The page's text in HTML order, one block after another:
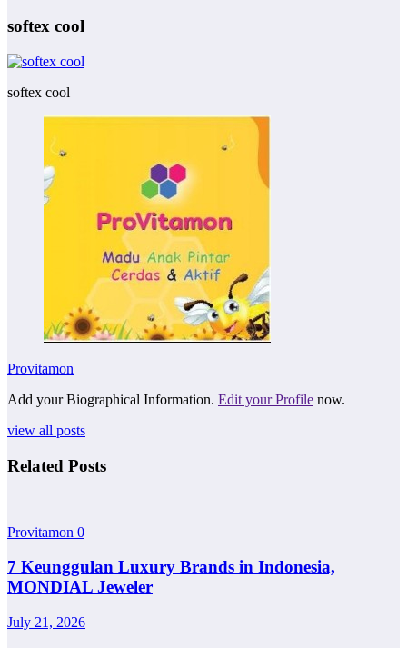
softex cool
softex cool
Provitamon
Add your Biographical Information. Edit your Profile now.
view all posts
Related Posts
Provitamon 0
7 Keunggulan Luxury Brands in Indonesia,
MONDIAL Jeweler
July 21, 2026